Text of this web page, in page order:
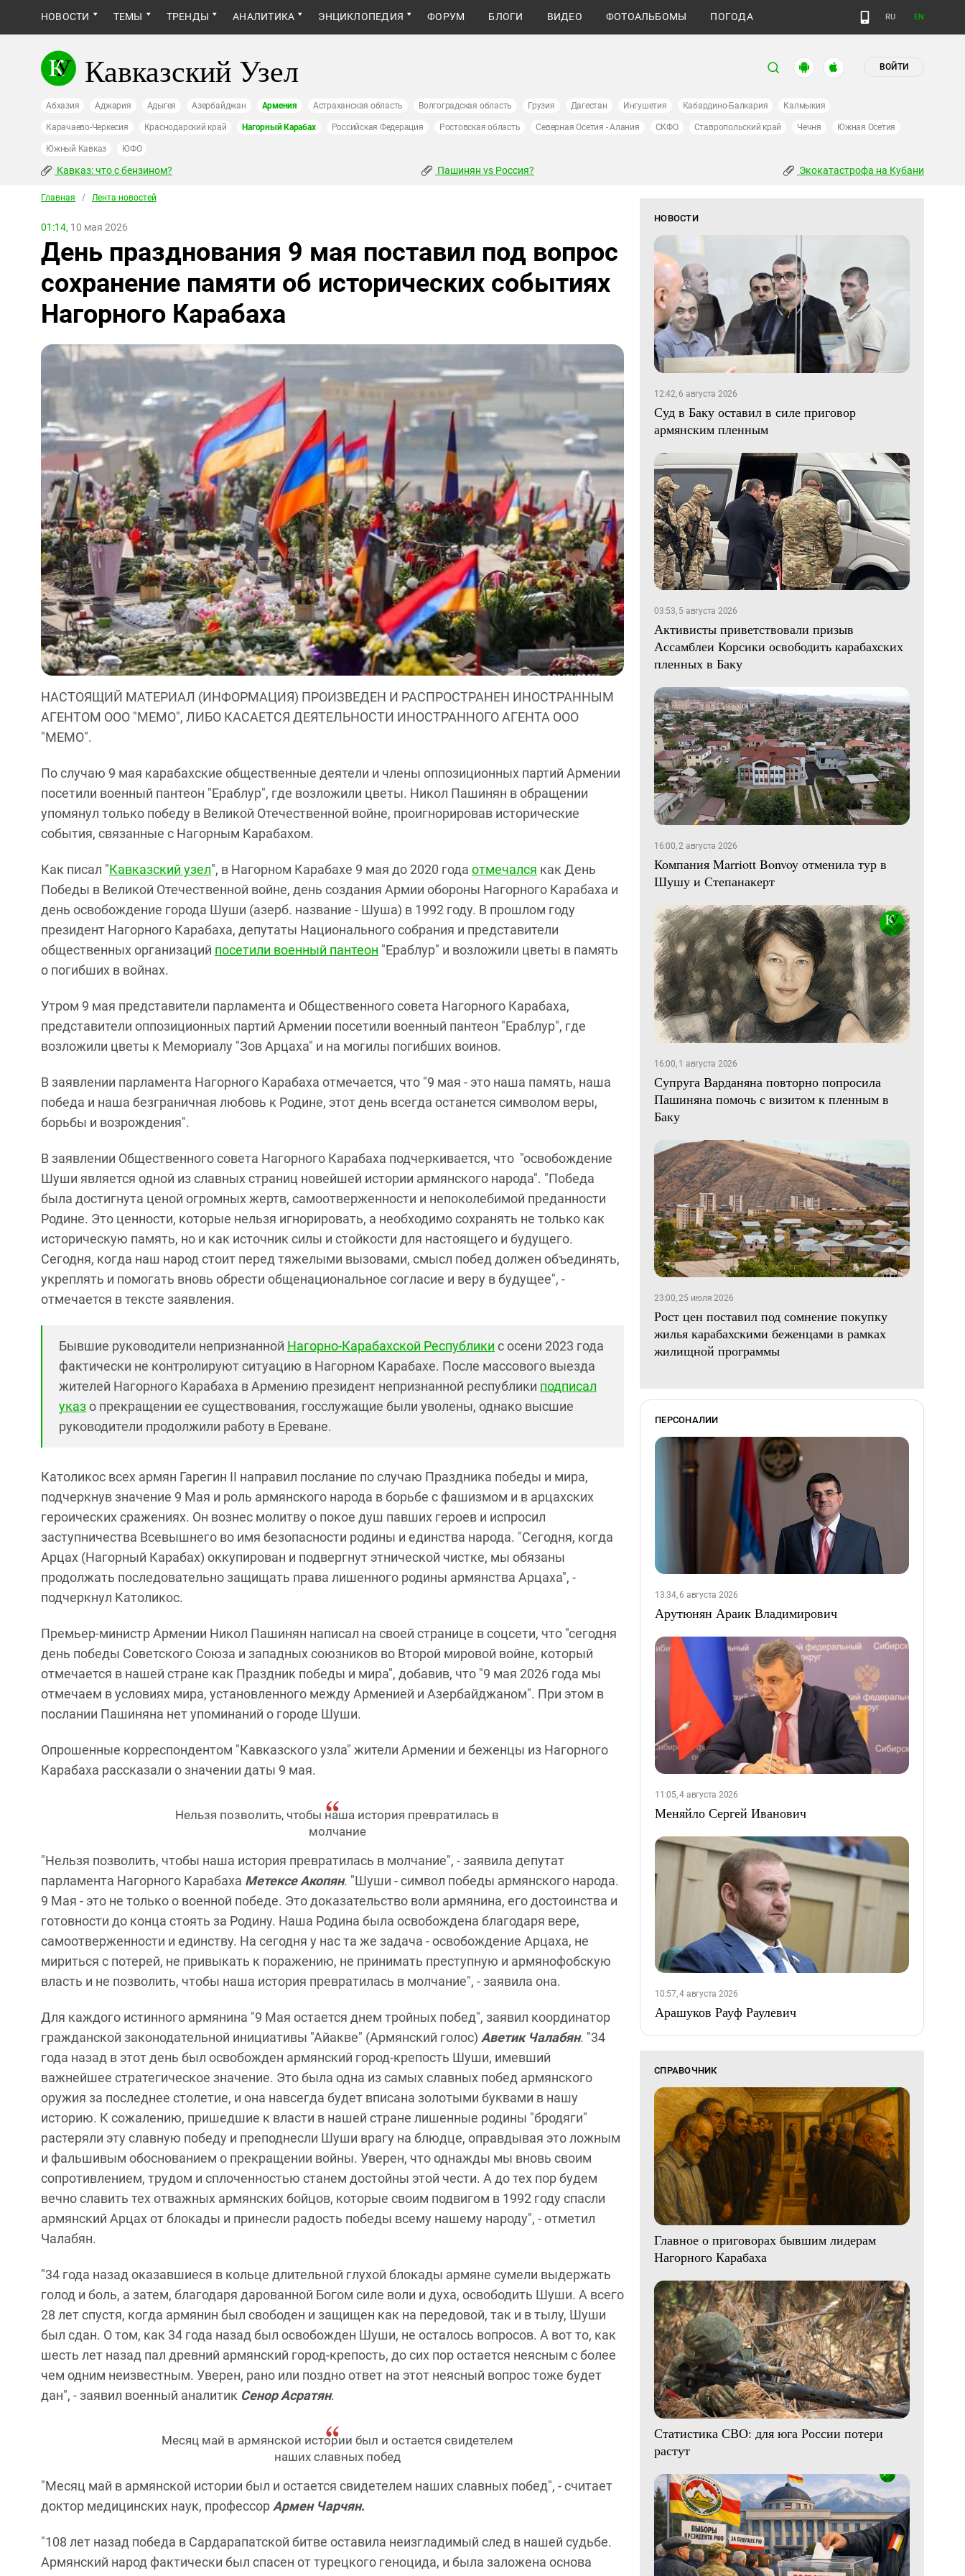
НОВОСТИ ТЕМЫ ТРЕНДЫ АНАЛИТИКА ЭНЦИКЛОПЕДИЯ ФОРУМ БЛОГИ ВИДЕО ФОТОАЛЬБОМЫ ПОГОДА RU EN
Кавказский Узел ВОЙТИ
Абхазия Аджария Адыгея Азербайджан Армения Астраханская область Волгоградская область Грузия Дагестан Ингушетия Кабардино-Балкария Калмыкия
Карачаево-Черкесия Краснодарский край Нагорный Карабах Российская Федерация Ростовская область Северная Осетия - Алания СКФО Ставропольский край Чечня Южная Осетия
Южный Кавказ ЮФО
Кавказ: что с бензином? Пашинян vs Россия? Экокатастрофа на Кубани
Главная / Лента новостей
01:14, 10 мая 2026
День празднования 9 мая поставил под вопрос
сохранение памяти об исторических событиях
Нагорного Карабаха
НАСТОЯЩИЙ МАТЕРИАЛ (ИНФОРМАЦИЯ) ПРОИЗВЕДЕН И РАСПРОСТРАНЕН ИНОСТРАННЫМ
АГЕНТОМ ООО "МЕМО", ЛИБО КАСАЕТСЯ ДЕЯТЕЛЬНОСТИ ИНОСТРАННОГО АГЕНТА ООО
"МЕМО".
По случаю 9 мая карабахские общественные деятели и члены оппозиционных партий Армении
посетили военный пантеон "Ераблур", где возложили цветы. Никол Пашинян в обращении
упомянул только победу в Великой Отечественной войне, проигнорировав исторические
события, связанные с Нагорным Карабахом.
Как писал "Кавказский узел", в Нагорном Карабахе 9 мая до 2020 года отмечался как День
Победы в Великой Отечественной войне, день создания Армии обороны Нагорного Карабаха и
день освобождение города Шуши (азерб. название - Шуша) в 1992 году. В прошлом году
президент Нагорного Карабаха, депутаты Национального собрания и представители
общественных организаций посетили военный пантеон "Ераблур" и возложили цветы в память
о погибших в войнах.
Утром 9 мая представители парламента и Общественного совета Нагорного Карабаха,
представители оппозиционных партий Армении посетили военный пантеон "Ераблур", где
возложили цветы к Мемориалу "Зов Арцаха" и на могилы погибших воинов.
В заявлении парламента Нагорного Карабаха отмечается, что "9 мая - это наша память, наша
победа и наша безграничная любовь к Родине, этот день всегда останется символом веры,
борьбы и возрождения".
В заявлении Общественного совета Нагорного Карабаха подчеркивается, что "освобождение
Шуши является одной из славных страниц новейшей истории армянского народа". "Победа
была достигнута ценой огромных жертв, самоотверженности и непоколебимой преданности
Родине. Это ценности, которые нельзя игнорировать, а необходимо сохранять не только как
историческую память, но и как источник силы и стойкости для настоящего и будущего.
Сегодня, когда наш народ стоит перед тяжелыми вызовами, смысл побед должен объединять,
укреплять и помогать вновь обрести общенациональное согласие и веру в будущее", -
отмечается в тексте заявления.
Бывшие руководители непризнанной Нагорно-Карабахской Республики с осени 2023 года
фактически не контролируют ситуацию в Нагорном Карабахе. После массового выезда
жителей Нагорного Карабаха в Армению президент непризнанной республики подписал
указо прекращении ее существования, госслужащие были уволены, однако высшие
руководители продолжили работу в Ереване.
Католикос всех армян Гарегин II направил послание по случаю Праздника победы и мира,
подчеркнув значение 9 Мая и роль армянского народа в борьбе с фашизмом и в арцахских
героических сражениях. Он вознес молитву о покое душ павших героев и испросил
заступничества Всевышнего во имя безопасности родины и единства народа. "Сегодня, когда
Арцах (Нагорный Карабах) оккупирован и подвергнут этнической чистке, мы обязаны
продолжать последовательно защищать права лишенного родины армянства Арцаха", -
подчеркнул Католикос.
Премьер-министр Армении Никол Пашинян написал на своей странице в соцсети, что "сегодня
день победы Советского Союза и западных союзников во Второй мировой войне, который
отмечается в нашей стране как Праздник победы и мира", добавив, что "9 мая 2026 года мы
отмечаем в условиях мира, установленного между Арменией и Азербайджаном". При этом в
послании Пашиняна нет упоминаний о городе Шуши.
Опрошенные корреспондентом "Кавказского узла" жители Армении и беженцы из Нагорного
Карабаха рассказали о значении даты 9 мая.
Нельзя позволить, чтобы наша история превратилась в
молчание
"Нельзя позволить, чтобы наша история превратилась в молчание", - заявила депутат
парламента Нагорного Карабаха Метексе Акопян. "Шуши - символ победы армянского народа.
9 Мая - это не только о военной победе. Это доказательство воли армянина, его достоинства и
готовности до конца стоять за Родину. Наша Родина была освобождена благодаря вере,
самоотверженности и единству. На сегодня у нас та же задача - освобождение Арцаха, не
мириться с потерей, не привыкать к поражению, не принимать преступную и армянофобскую
власть и не позволить, чтобы наша история превратилась в молчание", - заявила она.
Для каждого истинного армянина "9 Мая остается днем тройных побед", заявил координатор
гражданской законодательной инициативы "Айакве" (Армянский голос) Аветик Чалабян. "34
года назад в этот день был освобожден армянский город-крепость Шуши, имевший
важнейшее стратегическое значение. Это была одна из самых славных побед армянского
оружия за последнее столетие, и она навсегда будет вписана золотыми буквами в нашу
историю. К сожалению, пришедшие к власти в нашей стране лишенные родины "бродяги"
растеряли эту славную победу и преподнесли Шуши врагу на блюдце, оправдывая это ложным
и фальшивым обоснованием о прекращении войны. Уверен, что однажды мы вновь своим
сопротивлением, трудом и сплоченностью станем достойны этой чести. А до тех пор будем
вечно славить тех отважных армянских бойцов, которые своим подвигом в 1992 году спасли
армянский Арцах от блокады и принесли радость победы всему нашему народу", - отметил
Чалабян.
"34 года назад оказавшиеся в кольце длительной глухой блокады армяне сумели выдержать
голод и боль, а затем, благодаря дарованной Богом силе воли и духа, освободить Шуши. А всего
28 лет спустя, когда армянин был свободен и защищен как на передовой, так и в тылу, Шуши
был сдан. О том, как 34 года назад был освобожден Шуши, не осталось вопросов. А вот то, как
шесть лет назад пал древний армянский город-крепость, до сих пор остается неясным с более
чем одним неизвестным. Уверен, рано или поздно ответ на этот неясный вопрос тоже будет
дан", - заявил военный аналитик Сенор Асратян.
Месяц май в армянской истории был и остается свидетелем
наших славных побед
"Месяц май в армянской истории был и остается свидетелем наших славных побед", - считает
доктор медицинских наук, профессорАрмен Чарчян.
"108 лет назад победа в Сардарапатской битве оставила неизгладимый след в нашей судьбе.
Армянский народ фактически был спасен от турецкого геноцида, и была заложена основа
НОВОСТИ
12:42, 6 августа 2026
Суд в Баку оставил в силе приговор
армянским пленным
03:53, 5 августа 2026
Активисты приветствовали призыв
Ассамблеи Корсики освободить карабахских
пленных в Баку
16:00, 2 августа 2026
Компания Marriott Bonvoy отменила тур в
Шушу и Степанакерт
16:00, 1 августа 2026
Супруга Варданяна повторно попросила
Пашиняна помочь с визитом к пленным в
Баку
23:00, 25 июля 2026
Рост цен поставил под сомнение покупку
жилья карабахскими беженцами в рамках
жилищной программы
ПЕРСОНАЛИИ
13:34, 6 августа 2026
Арутюнян Араик Владимирович
11:05, 4 августа 2026
Меняйло Сергей Иванович
10:57, 4 августа 2026
Арашуков Рауф Раулевич
СПРАВОЧНИК
Главное о приговорах бывшим лидерам
Нагорного Карабаха
Статистика СВО: для юга России потери
растут